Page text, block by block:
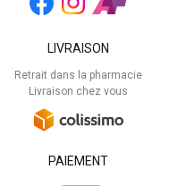
LIVRAISON
Retrait dans la pharmacie
Livraison chez vous
PAIEMENT